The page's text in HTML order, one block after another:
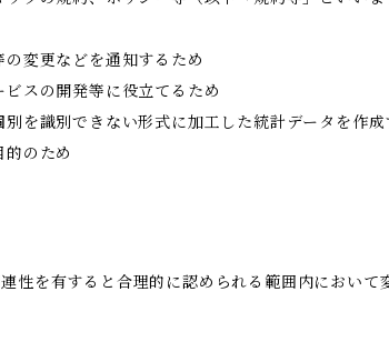
の変更などを通知するため
ビスの開発等に役立てるため
別を識別できない形式に加工した統計データを作成
的のため
性を有すると合理的に認められる範囲内において